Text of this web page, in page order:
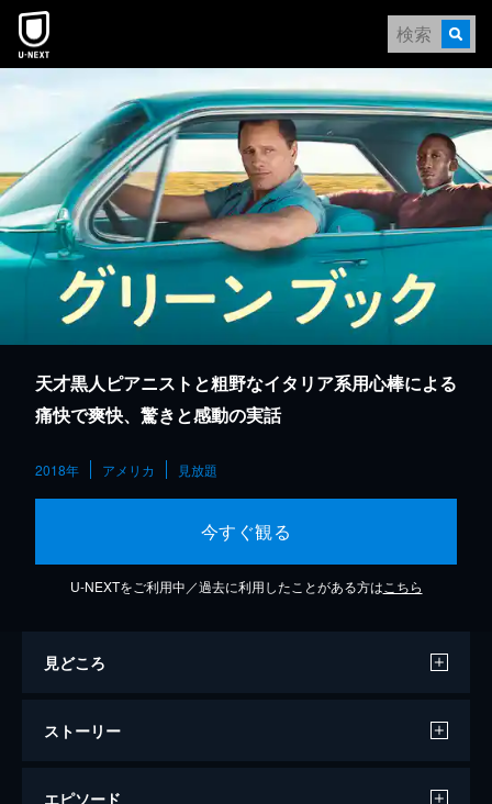
本文へスキップ
天才黒人ピアニストと粗野なイタリア系用心棒による
痛快で爽快、驚きと感動の実話
2018年 アメリカ 見放題
今すぐ観る
U-NEXTをご利用中／過去に利用したことがある方は こちら
見どころ
ストーリー
エピソード